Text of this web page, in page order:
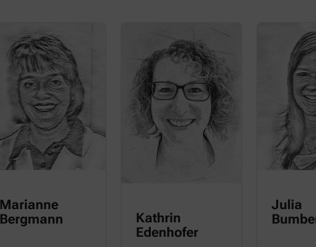
Marianne
Bergmann
Kathrin
Edenhofer
Julia